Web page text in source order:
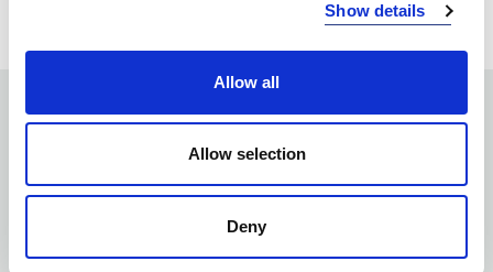
Show details
Allow all
Allow selection
Deny
ZOBACZ PODOBNE PRODUKTY